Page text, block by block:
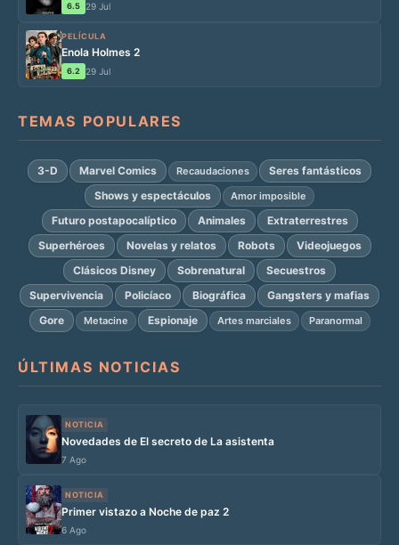
6.5 29 Jul
PELÍCULA
Enola Holmes 2
6.2 29 Jul
TEMAS POPULARES
3-D Marvel Comics Recaudaciones
Seres fantásticos
Shows y espectáculos
Amor imposible
Futuro postapocalíptico Animales
Extraterrestres
Superhéroes
Novelas y relatos Robots
Videojuegos
Clásicos Disney
Sobrenatural
Secuestros
Supervivencia
Policíaco Biográfica
Gangsters y mafias
Gore
Metacine Espionaje Artes marciales Paranormal
ÚLTIMAS NOTICIAS
NOTICIA
Novedades de El secreto de La asistenta
7 Ago
NOTICIA
Primer vistazo a Noche de paz 2
6 Ago